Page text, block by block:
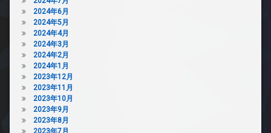
2024年6月
2024年5月
2024年4月
2024年3月
2024年2月
2024年1月
2023年12月
2023年11月
2023年10月
2023年9月
2023年8月
2023年7月